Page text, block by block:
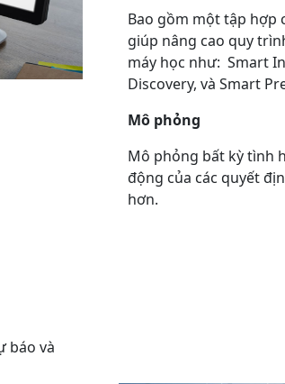
Bao gồm một tập hợp
giúp nâng cao quy
máy học như: Smart
Discovery, và Smart
Mô phỏng
Mô phỏng bất kỳ tình
động của các quyết
hơn.
báo và